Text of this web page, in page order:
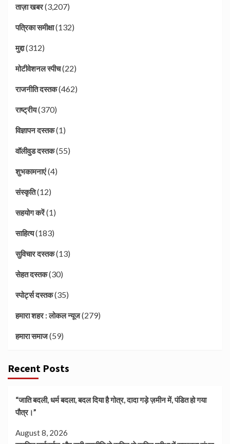
ताज़ा खबर(3,207)
पत्रिका समीक्षा(132)
मुद्दा(312)
मोटीवेशनल स्पीच(22)
राजनीति दस्तक(462)
राष्ट्रीय(370)
विज्ञापन दस्तक(1)
वॉलीवुड दस्तक(55)
शुभकामनाएं(4)
संस्कृति(12)
सहयोग करें(1)
साहित्य(183)
सुविचार दस्तक(13)
सेहत दस्तक(30)
स्पोर्ट्स दस्तक(35)
हमारा शहर : लोकल न्यूज(279)
हमारा समाज(59)
Recent Posts
“जाति बदली, धर्म बदला, बदल दिया है गोत्र, दादा गड़े ज़मीन में, पंडित हो गया
पौत्र।”
August 8, 2026